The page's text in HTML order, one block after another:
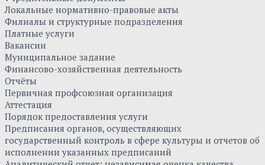
Локальные нормативно-правовые акты
Филиалы и структурные подразделения
Платные услуги
Вакансии
Муниципальное задание
Финансово-хозяйственная деятельность
Отчёты
Первичная профсоюзная организация
Аттестация
Порядок предоставления услуги
Предписания органов, осуществляющих
государственный контроль в сфере культуры и отчетов об
исполнении указанных предписаний